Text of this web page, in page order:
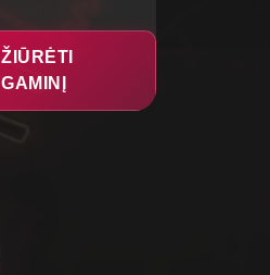
ŽIŪRĖTI
GAMINĮ